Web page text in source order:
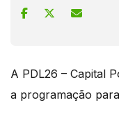
A PDL26 – Capital
a programação